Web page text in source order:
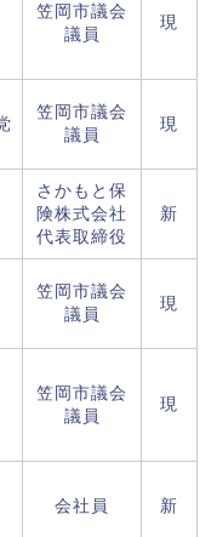
笠岡市議会
議員
現
笠岡市議会
議員
現
さかもと保
険株式会社
代表取締役
新
笠岡市議会
議員
現
笠岡市議会
議員
現
会社員 新